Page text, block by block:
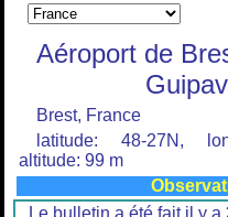
Aéroport de
Brest, France
latitude: 48-27N,
altitude: 99 m